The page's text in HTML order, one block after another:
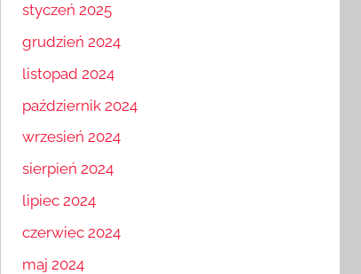
styczeń 2025
grudzień 2024
listopad 2024
październik 2024
wrzesień 2024
sierpień 2024
lipiec 2024
czerwiec 2024
maj 2024